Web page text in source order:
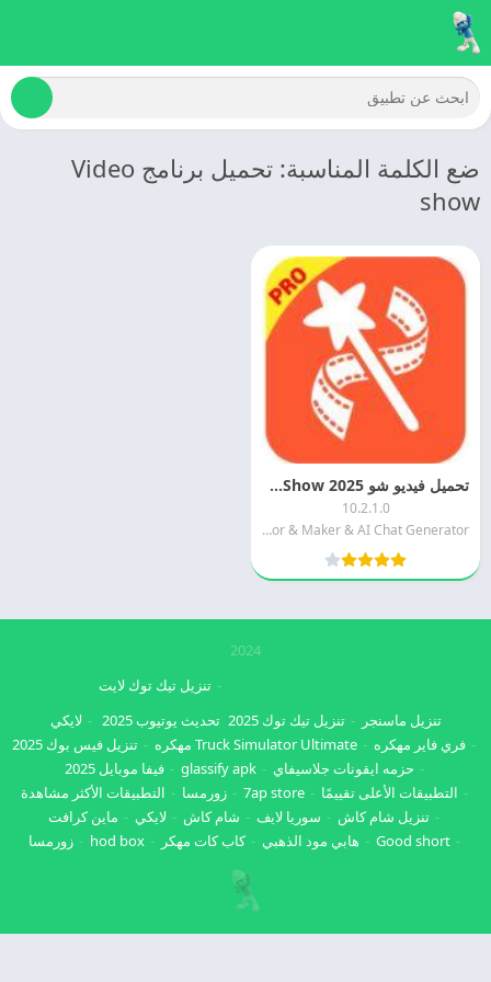
ضع الكلمة المناسبة: تحميل برنامج Video
show
تحميل فيديو شو 2025 VideoShow مهكر اخر اصدار
10.2.1.0
VIDEOSHOW Video Editor & Maker & AI Chat Generator
2024
تنزيل ماسنجر تنزيل تيك توك 2025
تنزيل تيك توك لايت
تحديث يوتيوب 2025
لايكي
فري فاير مهكره
Truck Simulator Ultimate مهكره
تنزيل فيس بوك 2025
حزمه ايقونات جلاسيفاي
glassify apk
فيفا موبايل 2025
التطبيقات الأعلى تقييمًا
7ap store زورمسا
التطبيقات الأكثر مشاهدة
تنزيل شام كاش
سوريا لايف شام كاش لايكي
ماين كرافت
Good short
هابي مود الذهبي كاب كات مهكر hod box زورمسا